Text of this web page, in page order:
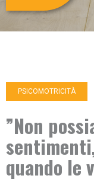
PSICOMOTRICITÀ
”Non
quando le